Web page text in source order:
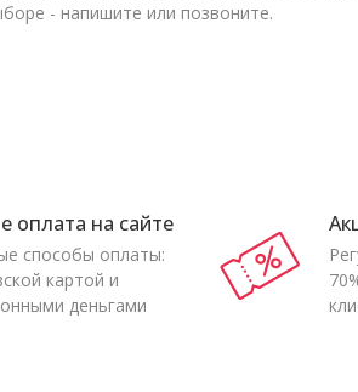
- напишите или позвоните.
оплата на сайте
способы оплаты:
картой и
деньгами